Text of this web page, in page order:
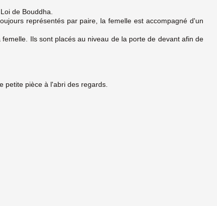
de Bouddha.
représentés par paire, la femelle est accompagné d'un
Ils sont placés au niveau de la porte de devant afin de
petite pièce à l'abri des regards.